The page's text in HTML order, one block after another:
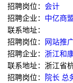
招聘岗位： 会计
招聘企业： 中亿商
联系地址：
招聘岗位： 网站推
招聘企业： 浙江和
联系地址：浙江省
招聘岗位： 院长 总